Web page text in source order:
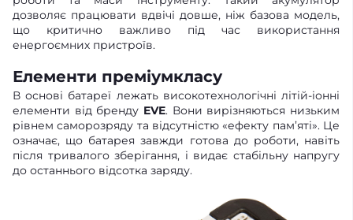
дозволяє працювати вдвічі довше, ніж базова модель,
що критично важливо під час використання
енергоємних пристроїв.
Елементи преміумкласу
В основі батареї лежать високотехнологічні літій-іонні
елементи від бренду EVE. Вони вирізняються низьким
рівнем саморозряду та відсутністю «ефекту пам’яті». Це
означає, що батарея завжди готова до роботи, навіть
після тривалого зберігання, і видає стабільну напругу
до останнього відсотка заряду.